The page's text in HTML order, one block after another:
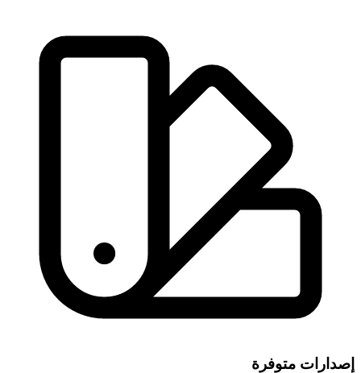
إصدارات متوفرة